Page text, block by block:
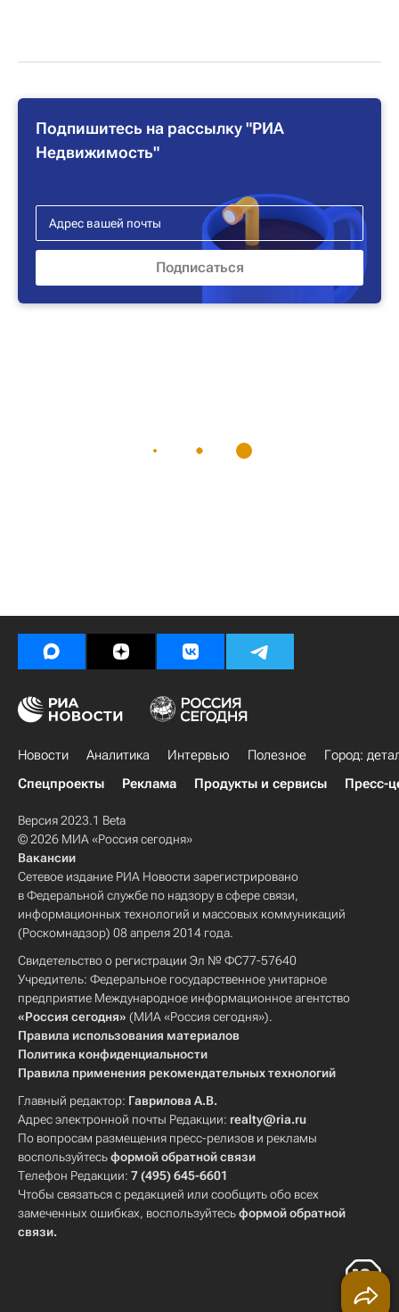
Подпишитесь на рассылку "РИА
Недвижимость"
Новости Аналитика Интервью Полезное
Город:
Спецпроекты
Реклама Продукты и сервисы Пресс-
Версия 2023.1 Beta
© 2026 МИА «Россия сегодня»
Вакансии
Сетевое издание РИА Новости зарегистрировано
в Федеральной службе по надзору в сфере связи,
информационных технологий и массовых коммуникаций
(Роскомнадзор) 08 апреля 2014 года.
Свидетельство о регистрации Эл № ФС77-57640
Учредитель: Федеральное государственное унитарное
предприятие Международное информационное агентство
«Россия сегодня» (МИА «Россия сегодня»).
Правила использования материалов
Политика конфиденциальности
Правила применения рекомендательных технологий
Главный редактор: Гаврилова А.В.
Адрес электронной почты Редакции: realty@ria.ru
По вопросам размещения пресс-релизов и рекламы
воспользуйтесьформой обратной связи
Телефон Редакции: 7 (495) 645-6601
Чтобы связаться с редакцией или сообщить обо всех
замеченных ошибках, воспользуйтесьформой обратной
связи.